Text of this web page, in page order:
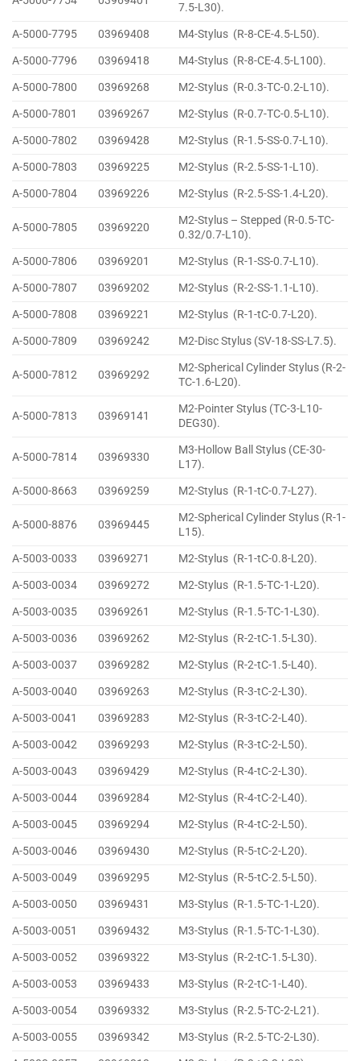
7.5-L30).
A-5000-7795
03969408
M4-Stylus (R-8-CE-4.5-L50).
A-5000-7796
03969418
M4-Stylus (R-8-CE-4.5-L100).
A-5000-7800
03969268
M2-Stylus (R-0.3-TC-0.2-L10).
A-5000-7801
03969267
M2-Stylus (R-0.7-TC-0.5-L10).
A-5000-7802
03969428
M2-Stylus (R-1.5-SS-0.7-L10).
A-5000-7803
03969225
M2-Stylus (R-2.5-SS-1-L10).
A-5000-7804
03969226 M2-Stylus (R-2.5-SS-1.4-L20).
A-5000-7805 03969220
M2-Stylus – Stepped (R-0.5-TC-
0.32/0.7-L10).
A-5000-7806
03969201
M2-Stylus (R-1-SS-0.7-L10).
A-5000-7807
03969202
M2-Stylus (R-2-SS-1.1-L10).
A-5000-7808
03969221
M2-Stylus (R-1-tC-0.7-L20).
A-5000-7809
03969242 M2-Disc Stylus (SV-18-SS-L7.5).
A-5000-7812 03969292
M2-Spherical Cylinder Stylus (R-2-
TC-1.6-L20).
A-5000-7813 03969141
M2-Pointer Stylus (TC-3-L10-
DEG30).
A-5000-7814 03969330
M3-Hollow Ball Stylus (CE-30-
L17).
A-5000-8663
03969259 M2-Stylus (R-1-tC-0.7-L27).
A-5000-8876 03969445
M2-Spherical Cylinder Stylus (R-1-
L15).
A-5003-0033
03969271
M2-Stylus (R-1-tC-0.8-L20).
A-5003-0034
03969272
M2-Stylus (R-1.5-TC-1-L20).
A-5003-0035
03969261
M2-Stylus (R-1.5-TC-1-L30).
A-5003-0036
03969262
M2-Stylus (R-2-tC-1.5-L30).
A-5003-0037
03969282
M2-Stylus (R-2-tC-1.5-L40).
A-5003-0040
03969263
M2-Stylus (R-3-tC-2-L30).
A-5003-0041
03969283
M2-Stylus (R-3-tC-2-L40).
A-5003-0042
03969293
M2-Stylus (R-3-tC-2-L50).
A-5003-0043
03969429
M2-Stylus (R-4-tC-2-L30).
A-5003-0044
03969284
M2-Stylus (R-4-tC-2-L40).
A-5003-0045
03969294
M2-Stylus (R-4-tC-2-L50).
A-5003-0046
03969430
M2-Stylus (R-5-tC-2-L20).
A-5003-0049
03969295
M2-Stylus (R-5-tC-2.5-L50).
A-5003-0050
03969431
M3-Stylus (R-1.5-TC-1-L20).
A-5003-0051
03969432
M3-Stylus (R-1.5-TC-1-L30).
A-5003-0052
03969322
M3-Stylus (R-2-tC-1.5-L30).
A-5003-0053
03969433
M3-Stylus (R-2-tC-1-L40).
A-5003-0054
03969332
M3-Stylus (R-2.5-TC-2-L21).
A-5003-0055
03969342
M3-Stylus (R-2.5-TC-2-L30).